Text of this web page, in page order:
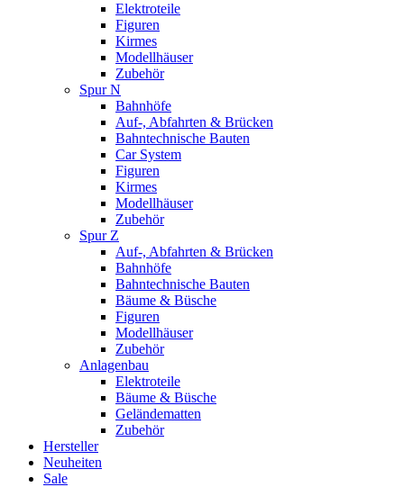
Elektroteile
Figuren
Kirmes
Modellhäuser
Zubehör
Spur N
Bahnhöfe
Auf-, Abfahrten & Brücken
Bahntechnische Bauten
Car System
Figuren
Kirmes
Modellhäuser
Zubehör
Spur Z
Auf-, Abfahrten & Brücken
Bahnhöfe
Bahntechnische Bauten
Bäume & Büsche
Figuren
Modellhäuser
Zubehör
Anlagenbau
Elektroteile
Bäume & Büsche
Geländematten
Zubehör
Hersteller
Neuheiten
Sale